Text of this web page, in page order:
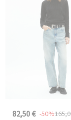
82,50 € -50%